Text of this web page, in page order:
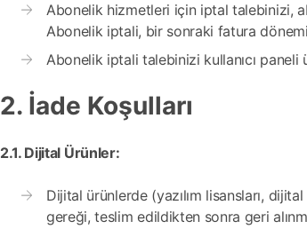
Abonelik hizmetleri için iptal talebinizi,
Abonelik iptali, bir sonraki fatura
Abonelik iptali talebinizi kullanıcı
2. İade Koşulları
2.1. Dijital Ürünler:
Dijital ürünlerde (yazılım lisansları,
gereği, teslim edildikten sonra geri